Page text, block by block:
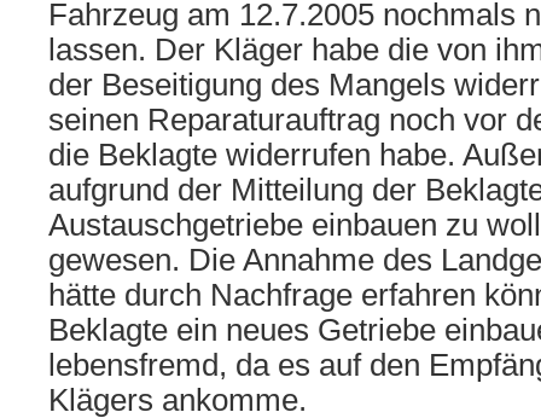
Fahrzeug am 12.7.2005 nochmals
lassen. Der Kläger habe die von
der Beseitigung des Mangels
seinen Reparaturauftrag noch vor
die Beklagte widerrufen habe.
aufgrund der Mitteilung der
Austauschgetriebe einbauen zu
gewesen. Die Annahme des
hätte durch Nachfrage erfahren
Beklagte ein neues Getriebe
lebensfremd, da es auf den
Klägers ankomme.